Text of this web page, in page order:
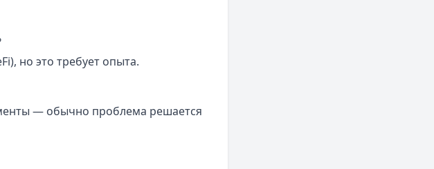
но это требует опыта.
— обычно проблема решается